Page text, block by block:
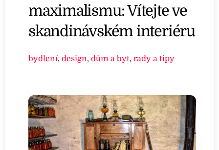
maximalismu: Vítejte ve
skandinávském interiéru
bydlení,design,dům a byt,rady a tipy